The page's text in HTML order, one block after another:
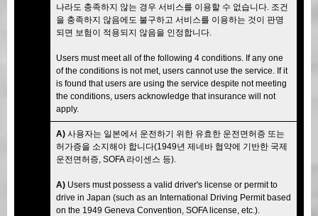
나라도 충족하지 않는 경우 서비스를 이용할 수 없습니다. 조건
을 충족하지 않음에도 불구하고 서비스를 이용하는 것이 판명
되면 보험이 적용되지 않음을 인정합니다.
Users must meet all of the following 4 conditions. If any one
of the conditions is not met, users cannot use the service. If it
is found that users are using the service despite not meeting
the conditions, users acknowledge that insurance will not
apply.
A) 사용자는 일본에서 운전하기 위한 유효한 운전면허증 또는
허가증을 소지해야 합니다(1949년 제네바 협약에 기반한 국제
운전면허증, SOFA 라이센스 등).
A) Users must possess a valid driver's license or permit to
drive in Japan (such as an International Driving Permit based
on the 1949 Geneva Convention, SOFA license, etc.).